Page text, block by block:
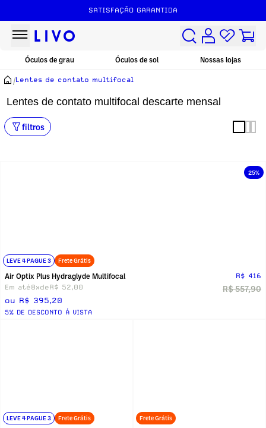
SATISFAÇÃO GARANTIDA
Óculos de grau Óculos de sol Nossas lojas
Lentes de contato multifocal descarte mensal
/Lentes de contato multifocal
filtros
25%
LEVE 4 PAGUE 3 Frete Grátis
Air Optix Plus Hydraglyde Multifocal
R$ 416
Em até8xdeR$ 52,00
ou R$ 395,20
5% DE DESCONTO Á VISTA
R$ 557,90
LEVE 4 PAGUE 3 Frete Grátis Frete Grátis